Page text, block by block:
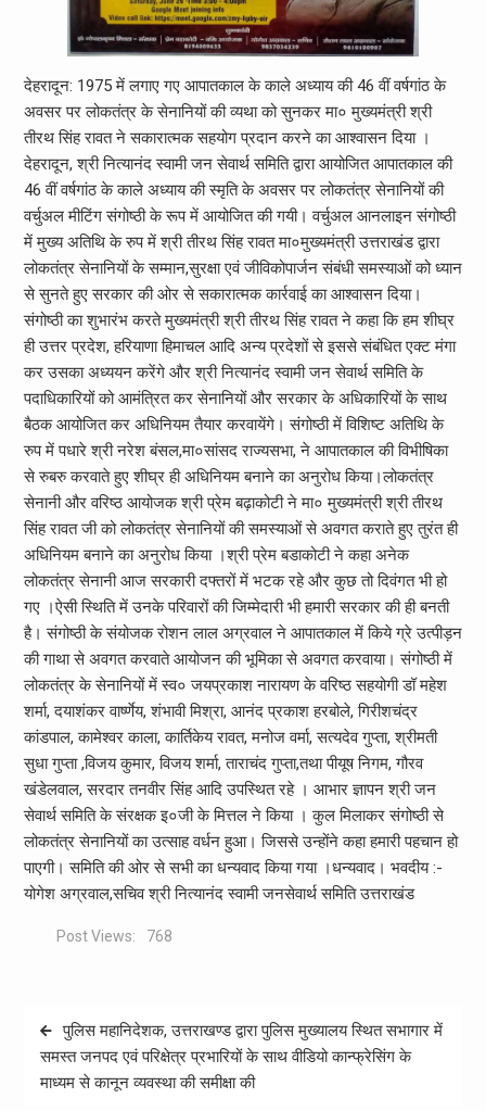
देहरादून: 1975 में लगाए गए आपातकाल के काले अध्याय की 46 वीं वर्षगांठ के
अवसर पर लोकतंत्र के सेनानियों की व्यथा को सुनकर मा० मुख्यमंत्री श्री
तीरथ सिंह रावत ने सकारात्मक सहयोग प्रदान करने का आश्वासन दिया ।
देहरादून, श्री नित्यानंद स्वामी जन सेवार्थ समिति द्वारा आयोजित आपातकाल की
46 वीं वर्षगांठ के काले अध्याय की स्मृति के अवसर पर लोकतंत्र सेनानियों की
वर्चुअल मीटिंग संगोष्ठी के रूप में आयोजित की गयी। वर्चुअल आनलाइन संगोष्ठी
में मुख्य अतिथि के रुप में श्री तीरथ सिंह रावत मा०मुख्यमंत्री उत्तराखंड द्वारा
लोकतंत्र सेनानियों के सम्मान,सुरक्षा एवं जीविकोपार्जन संबंधी समस्याओं को ध्यान
से सुनते हुए सरकार की ओर से सकारात्मक कार्रवाई का आश्वासन दिया।
संगोष्ठी का शुभारंभ करते मुख्यमंत्री श्री तीरथ सिंह रावत ने कहा कि हम शीघ्र
ही उत्तर प्रदेश, हरियाणा हिमाचल आदि अन्य प्रदेशों से इससे संबंधित एक्ट मंगा
कर उसका अध्ययन करेंगे और श्री नित्यानंद स्वामी जन सेवार्थ समिति के
पदाधिकारियों को आमंत्रित कर सेनानियों और सरकार के अधिकारियों के साथ
बैठक आयोजित कर अधिनियम तैयार करवायेंगे। संगोष्ठी में विशिष्ट अतिथि के
रुप में पधारे श्री नरेश बंसल,मा०सांसद राज्यसभा, ने आपातकाल की विभीषिका
से रुबरु करवाते हुए शीघ्र ही अधिनियम बनाने का अनुरोध किया।लोकतंत्र
सेनानी और वरिष्ठ आयोजक श्री प्रेम बढ़ाकोटी ने मा० मुख्यमंत्री श्री तीरथ
सिंह रावत जी को लोकतंत्र सेनानियों की समस्याओं से अवगत कराते हुए तुरंत ही
अधिनियम बनाने का अनुरोध किया ।श्री प्रेम बडाकोटी ने कहा अनेक
लोकतंत्र सेनानी आज सरकारी दफ्तरों में भटक रहे और कुछ तो दिवंगत भी हो
गए ।ऐसी स्थिति में उनके परिवारों की जिम्मेदारी भी हमारी सरकार की ही बनती
है। संगोष्ठी के संयोजक रोशन लाल अग्रवाल ने आपातकाल में किये ग्रे उत्पीड़न
की गाथा से अवगत करवाते आयोजन की भूमिका से अवगत करवाया। संगोष्ठी में
लोकतंत्र के सेनानियों में स्व० जयप्रकाश नारायण के वरिष्ठ सहयोगी डॉ महेश
शर्मा, दयाशंकर वार्ष्णेय, शंभावी मिश्रा, आनंद प्रकाश हरबोले, गिरीशचंद्र
कांडपाल, कामेश्वर काला, कार्तिकेय रावत, मनोज वर्मा, सत्यदेव गुप्ता, श्रीमती
सुधा गुप्ता ,विजय कुमार, विजय शर्मा, ताराचंद गुप्ता,तथा पीयूष निगम, गौरव
खंडेलवाल, सरदार तनवीर सिंह आदि उपस्थित रहे । आभार ज्ञापन श्री जन
सेवार्थ समिति के संरक्षक इ०जी के मित्तल ने किया । कुल मिलाकर संगोष्ठी से
लोकतंत्र सेनानियों का उत्साह वर्धन हुआ। जिससे उन्होंने कहा हमारी पहचान हो
पाएगी। समिति की ओर से सभी का धन्यवाद किया गया ।धन्यवाद। भवदीय :-
योगेश अग्रवाल,सचिव श्री नित्यानंद स्वामी जनसेवार्थ समिति उत्तराखंड
Post Views: 768
Post
navigation
पुलिस महानिदेशक, उत्तराखण्ड द्वारा पुलिस मुख्यालय स्थित सभागार में
समस्त जनपद एवं परिक्षेत्र प्रभारियों के साथ वीडियो कान्फ्रेसिंग के
माध्यम से कानून व्यवस्था की समीक्षा की